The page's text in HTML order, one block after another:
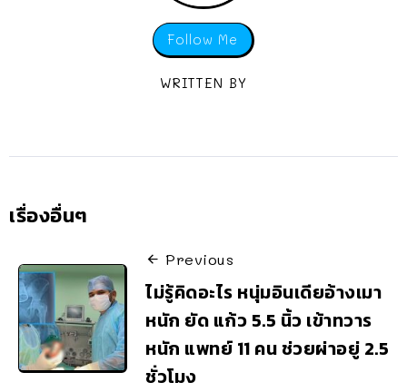
Follow Me
WRITTEN BY
เรื่องอื่นๆ
Previous
ไม่รู้คิดอะไร หนุ่มอินเดียอ้างเมา
หนัก ยัด แก้ว 5.5 นิ้ว เข้าทวาร
หนัก แพทย์ 11 คน ช่วยผ่าอยู่ 2.5
ชั่วโมง